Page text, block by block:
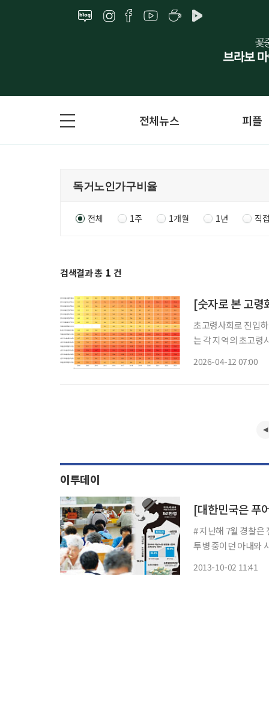
전체뉴스 피플
전체 1주 1개월 1년 직
검색결과 총 1 건
[숫자로 본 고
초고령사회로 진입
는 각 지역의 초고령
2026-04-12 07:00
이투데이
[대한민국은 푸
# 지난해 7월 경찰은
투병 중이던 아내와
2013-10-02 11:41